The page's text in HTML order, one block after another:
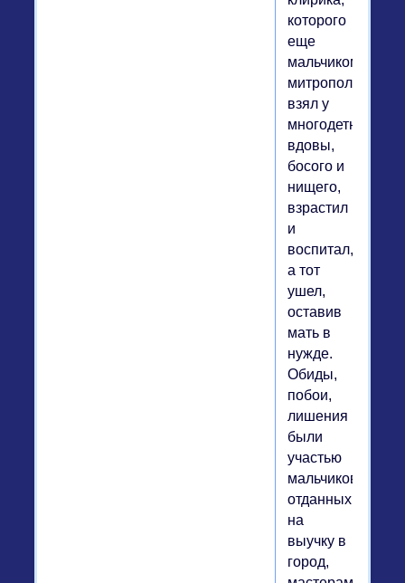
которого
еще
мальчиком
митрополит
взял у
многодетной
вдовы,
босого и
нищего,
взрастил
и
воспитал,
а тот
ушел,
оставив
мать в
нужде.
Обиды,
побои,
лишения
были
участью
мальчиков,
отданных
на
выучку в
город,